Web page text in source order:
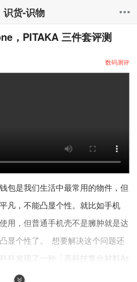
识货-识物
，PITAKA 三件套评测
数码测评
包是我们生活中最常用的物件，但
凡，不能凸显个性。就比如手机
用，但普通手机壳不是臃肿就是达
显个性了。 想要解决这个问题还
科发现了一种「高科技复合材料Ar
纤维」所打造的数码周边配件，兼